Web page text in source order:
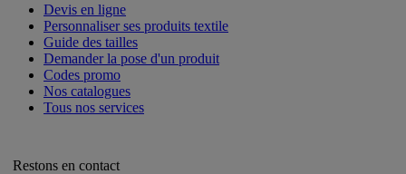
Devis en ligne
Personnaliser ses produits textile
Guide des tailles
Demander la pose d'un produit
Codes promo
Nos catalogues
Tous nos services
Restons en contact